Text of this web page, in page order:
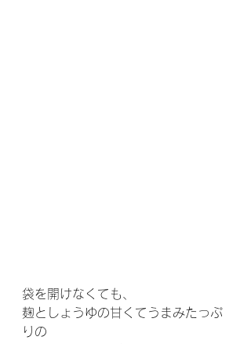
袋を開けなくても、
麹としょうゆの甘くてうまみたっぷ
りの